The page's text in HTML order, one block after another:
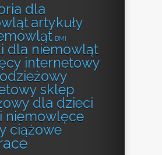
dla
artykuły
BMI
dla niemowląt
internetowy
sklep
dla dzieci
niemowlęce
ciążowe